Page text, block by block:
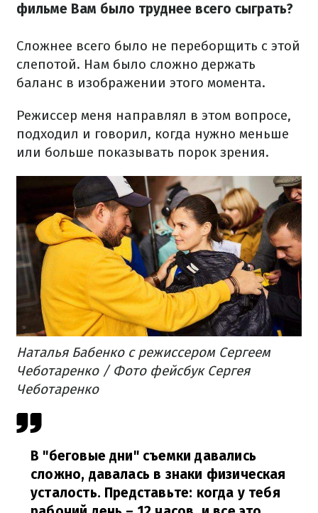
фильме Вам было труднее всего сыграть?
Сложнее всего было не переборщить с этой
слепотой. Нам было сложно держать
баланс в изображении этого момента.
Режиссер меня направлял в этом вопросе,
подходил и говорил, когда нужно меньше
или больше показывать порок зрения.
Наталья Бабенко с режиссером Сергеем
Чеботаренко / Фото фейсбук Сергея
Чеботаренко
В "беговые дни" съемки давались
сложно, давалась в знаки физическая
усталость. Представьте: когда у тебя